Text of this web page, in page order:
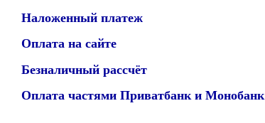
Наложенный платеж
Оплата на сайте
Безналичный рассчёт
Оплата частями Приватбанк и Монобанк